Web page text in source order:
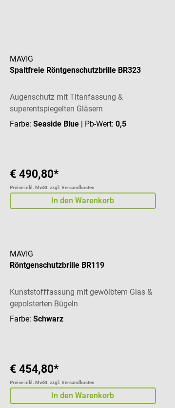
MAVIG
Spaltfreie Röntgenschutzbrille BR323
Augenschutz mit Titanfassung &
superentspiegelten Gläsern
Farbe:Seaside Blue | Pb-Wert:0,5
€ 490,80*
Preise inkl. MwSt. zzgl. Versandkosten
In den Warenkorb
MAVIG
Röntgenschutzbrille BR119
Kunststofffassung mit gewölbtem Glas &
gepolsterten Bügeln
Farbe:Schwarz
€ 454,80*
Preise inkl. MwSt. zzgl. Versandkosten
In den Warenkorb